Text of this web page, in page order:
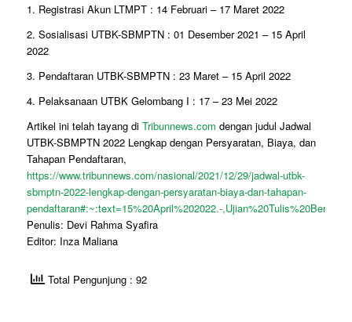
1. Registrasi Akun LTMPT : 14 Februari – 17 Maret 2022
2. Sosialisasi UTBK-SBMPTN : 01 Desember 2021 – 15 April
2022
3. Pendaftaran UTBK-SBMPTN : 23 Maret – 15 April 2022
4. Pelaksanaan UTBK Gelombang I : 17 – 23 Mei 2022
Artikel ini telah tayang di Tribunnews.com dengan judul Jadwal
UTBK-SBMPTN 2022 Lengkap dengan Persyaratan, Biaya, dan
Tahapan Pendaftaran,
https://www.tribunnews.com/nasional/2021/12/29/jadwal-utbk-
sbmptn-2022-lengkap-dengan-persyaratan-biaya-dan-tahapan-
pendaftaran#:~:text=15%20April%202022.-
Penulis: Devi Rahma Syafira
Editor: Inza Maliana
Total Pengunjung : 92